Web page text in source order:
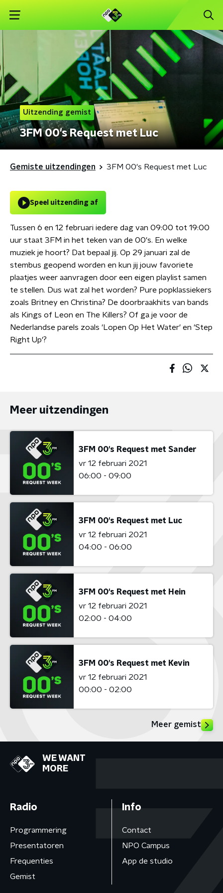
Uitzending gemist
3FM 00's Request met Luc
Gemiste uitzendingen 3FM 00's Request met Luc
Speel uitzending af
Tussen 6 en 12 februari iedere dag van 09:00 tot 19:00
uur staat 3FM in het teken van de 00's. En welke
muziek je hoort? Dat bepaal jij. Op 29 januari zal de
stembus geopend worden en kun jij jouw favoriete
plaatjes weer aanvragen door een eigen playlist samen
te stellen. Dus wat zal het worden? Pure popklassiekers
zoals Britney en Christina? De doorbraakhits van bands
als Kings of Leon en The Killers? Of ga je voor de
Nederlandse parels zoals 'Lopen Op Het Water' en 'Step
Right Up'?
Meer uitzendingen
3FM 00's Request met Sander
vr 12 februari 2021
06:00 - 09:00
3FM 00's Request met Luc
vr 12 februari 2021
04:00 - 06:00
3FM 00's Request met Hein
vr 12 februari 2021
02:00 - 04:00
3FM 00's Request met Kevin
vr 12 februari 2021
00:00 - 02:00
Meer gemist
WE WANT
MORE
Radio
Programmering
Presentatoren
Frequenties
Gemist
Info
Contact
NPO Campus
App de studio